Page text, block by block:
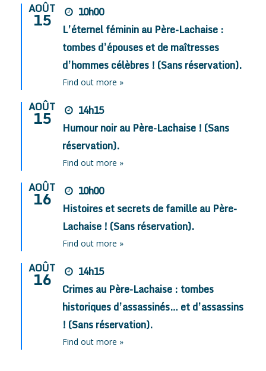
AOÛT
15
10h00
L’éternel féminin au Père-Lachaise :
tombes d’épouses et de maîtresses
d’hommes célèbres ! (Sans réservation).
Find out more »
AOÛT
15
14h15
Humour noir au Père-Lachaise ! (Sans
réservation).
Find out more »
AOÛT
16
10h00
Histoires et secrets de famille au Père-
Lachaise ! (Sans réservation).
Find out more »
AOÛT
16
14h15
Crimes au Père-Lachaise : tombes
historiques d’assassinés… et d’assassins
! (Sans réservation).
Find out more »